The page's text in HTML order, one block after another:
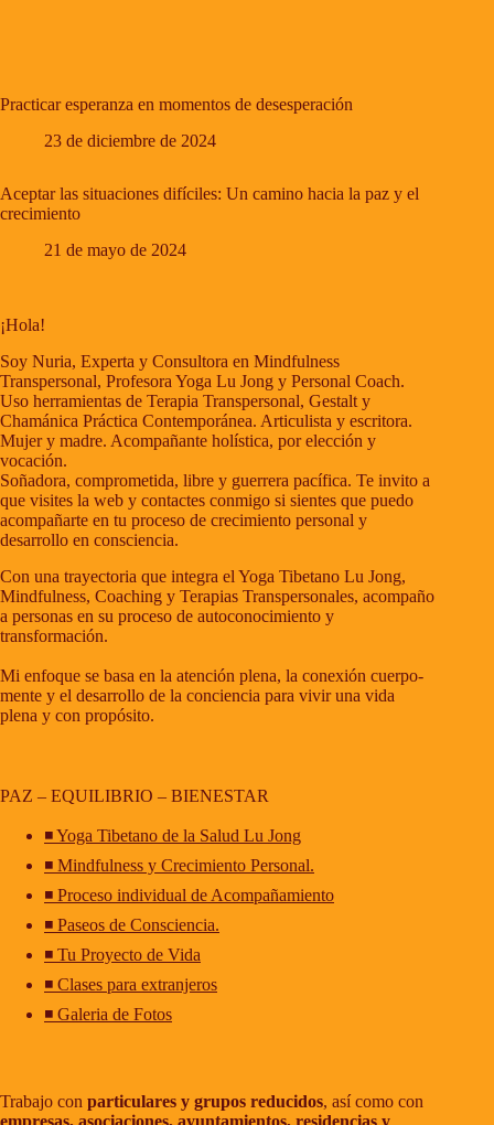
Practicar esperanza en momentos de desesperación
23 de diciembre de 2024
Aceptar las situaciones difíciles: Un camino hacia la paz y el
crecimiento
21 de mayo de 2024
¡Hola!
Soy Nuria, Experta y Consultora en Mindfulness
Transpersonal, Profesora Yoga Lu Jong y Personal Coach.
Uso herramientas de Terapia Transpersonal, Gestalt y
Chamánica Práctica Contemporánea. Articulista y escritora.
Mujer y madre. Acompañante holística, por elección y
vocación.
Soñadora, comprometida, libre y guerrera pacífica. Te invito a
que visites la web y contactes conmigo si sientes que puedo
acompañarte en tu proceso de crecimiento personal y
desarrollo en consciencia.
Con una trayectoria que integra el Yoga Tibetano Lu Jong,
Mindfulness, Coaching y Terapias Transpersonales, acompaño
a personas en su proceso de autoconocimiento y
transformación.
Mi enfoque se basa en la atención plena, la conexión cuerpo-
mente y el desarrollo de la conciencia para vivir una vida
plena y con propósito.
PAZ – EQUILIBRIO – BIENESTAR
◾ Yoga Tibetano de la Salud Lu Jong
◾ Mindfulness y Crecimiento Personal.
◾ Proceso individual de Acompañamiento
◾ Paseos de Consciencia.
◾ Tu Proyecto de Vida
◾ Clases para extranjeros
◾ Galeria de Fotos
Trabajo con particulares y grupos reducidos, así como con
empresas, asociaciones, ayuntamientos, residencias y